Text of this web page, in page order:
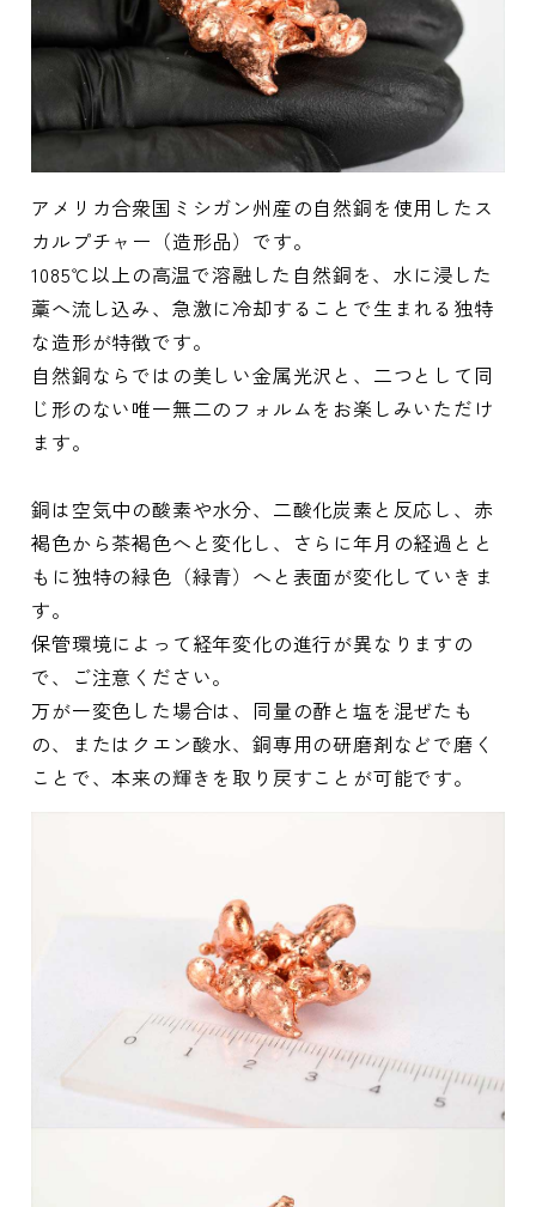
アメリカ合衆国ミシガン州産の自然銅を使用したス
カルプチャー（造形品）です。
1085℃以上の高温で溶融した自然銅を、水に浸した
藁へ流し込み、急激に冷却することで生まれる独特
な造形が特徴です。
自然銅ならではの美しい金属光沢と、二つとして同
じ形のない唯一無二のフォルムをお楽しみいただけ
ます。
銅は空気中の酸素や水分、二酸化炭素と反応し、赤
褐色から茶褐色へと変化し、さらに年月の経過とと
もに独特の緑色（緑青）へと表面が変化していきま
す。
保管環境によって経年変化の進行が異なりますの
で、ご注意ください。
万が一変色した場合は、同量の酢と塩を混ぜたも
の、またはクエン酸水、銅専用の研磨剤などで磨く
ことで、本来の輝きを取り戻すことが可能です。